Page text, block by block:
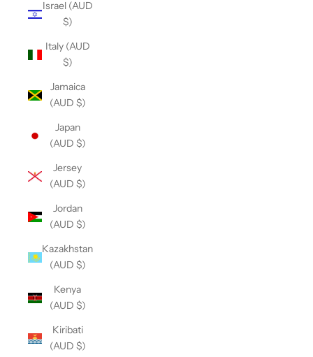
Israel (AUD
$)
Italy (AUD
$)
Jamaica
(AUD $)
Japan
(AUD $)
Jersey
(AUD $)
Jordan
(AUD $)
Kazakhstan
(AUD $)
Kenya
(AUD $)
Kiribati
(AUD $)